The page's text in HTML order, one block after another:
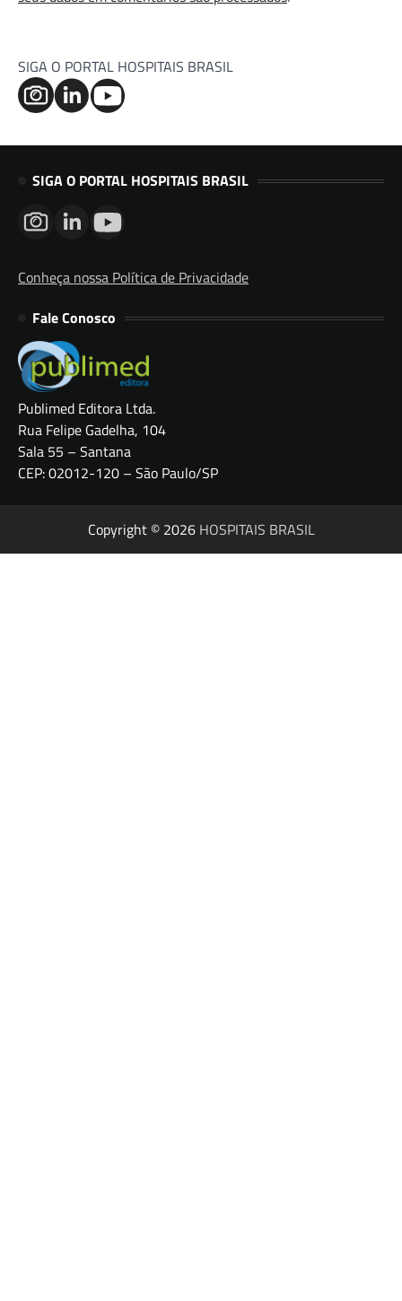
SIGA O PORTAL HOSPITAIS BRASIL
SIGA O PORTAL HOSPITAIS BRASIL
Conheça nossa Política de Privacidade
Fale Conosco
Publimed Editora Ltda.
Rua Felipe Gadelha, 104
Sala 55 – Santana
CEP: 02012-120 – São Paulo/SP
Copyright © 2026 HOSPITAIS BRASIL